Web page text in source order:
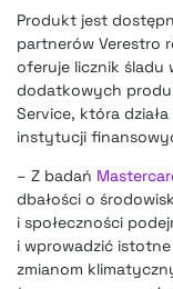
Produkt jest
partnerów Verestro
oferuje licznik śladu
dodatkowych
Service, która
instytucji
– Z badań
dbałości o
i społeczności
i wprowadzić
zmianom